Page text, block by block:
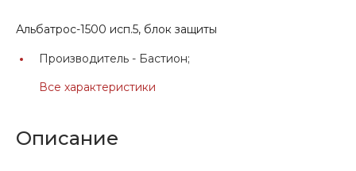
Альбатрос-1500 исп.5, блок защиты
Производитель - Бастион;
Все характеристики
Описание